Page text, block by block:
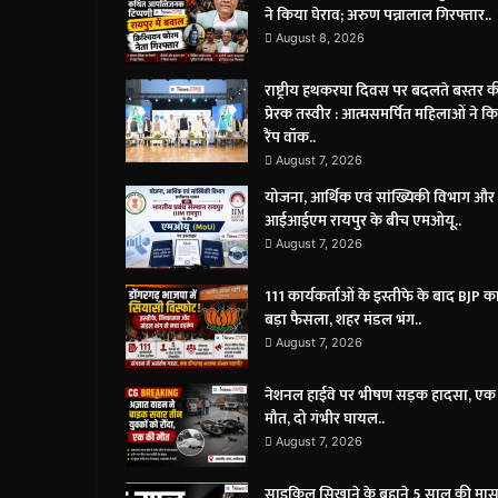
ने किया घेराव; अरुण पन्नालाल गिरफ्तार..
August 8, 2026
राष्ट्रीय हथकरघा दिवस पर बदलते बस्तर
प्रेरक तस्वीर : आत्मसमर्पित महिलाओं ने
रैंप वॉक..
August 7, 2026
योजना, आर्थिक एवं सांख्यिकी विभाग और
आईआईएम रायपुर के बीच एमओयू..
August 7, 2026
111 कार्यकर्ताओं के इस्तीफे के बाद BJP
बड़ा फैसला, शहर मंडल भंग..
August 7, 2026
नेशनल हाईवे पर भीषण सड़क हादसा,
मौत, दो गंभीर घायल..
August 7, 2026